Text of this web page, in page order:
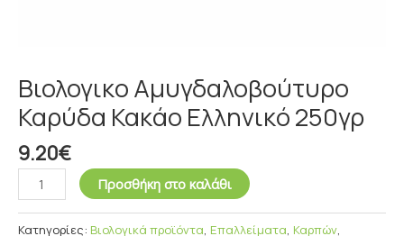
Βιολογικο Αμυγδαλοβούτυρο
Καρύδα Κακάο Ελληνικό 250γρ
9.20€
Προσθήκη στο καλάθι
Κατηγορίες: Βιολογικά προϊόντα, Επαλλείματα, Καρπών,